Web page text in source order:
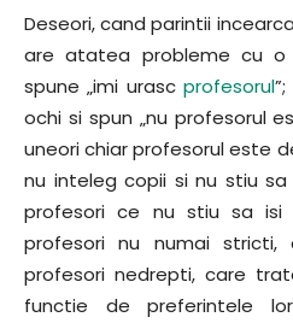
Deseori, cand parintii
are atatea probleme cu o
spune „imi urascprofesorul
ochi si spun „nu profesorul
uneori chiar profesorul este
nu inteleg copii si nu stiu
profesori ce nu stiu sa isi
profesori nu numai stricti,
profesori nedrepti, care
functie de preferintele